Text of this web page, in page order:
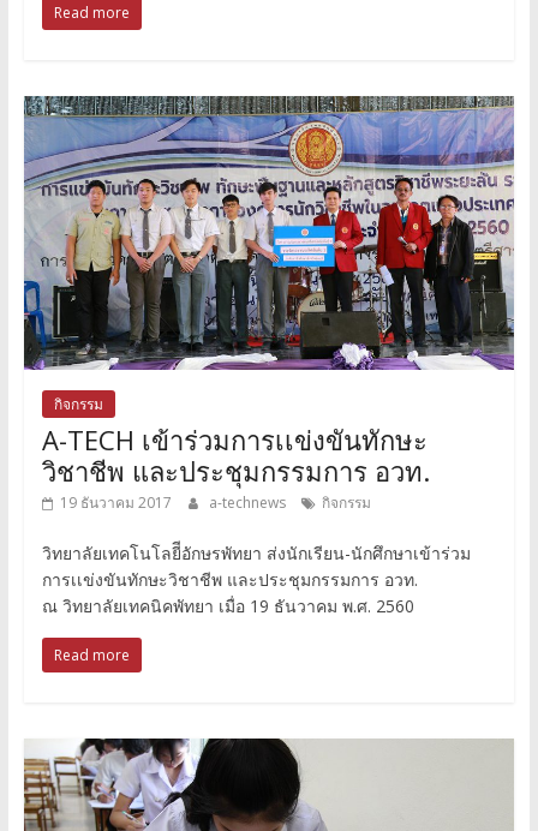
Read more
กิจกรรม
A-TECH เข้าร่วมการเเข่งขันทักษะ
วิชาชีพ และประชุมกรรมการ อวท.
19 ธันวาคม 2017 a-technews กิจกรรม
วิทยาลัยเทคโนโลยีีอักษรพัทยา ส่งนักเรียน-นักศึกษาเข้าร่วม
การเเข่งขันทักษะวิชาชีพ และประชุมกรรมการ อวท.
ณ วิทยาลัยเทคนิคพัทยา เมื่อ 19 ธันวาคม พ.ศ. 2560
Read more